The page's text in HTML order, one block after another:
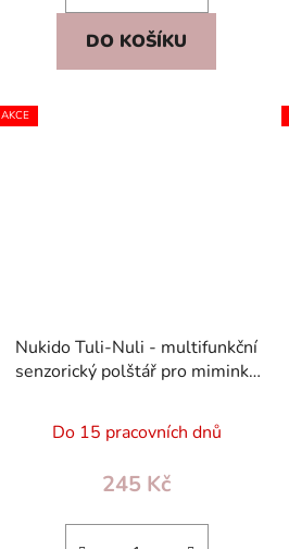
DO KOŠÍKU
AKCE
Nukido Tuli-Nuli - multifunkční
senzorický polštář pro miminko
Do 15 pracovních dnů
245 Kč